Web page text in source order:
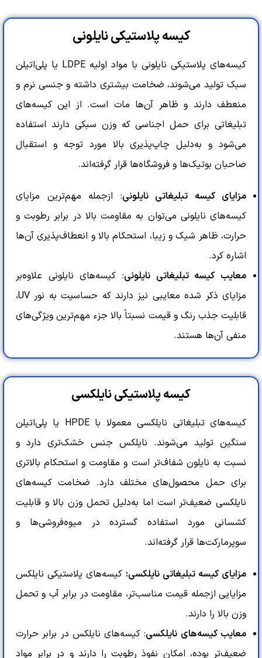
کیسه پلاستیکی نایلونی
کیسه‌های پلاستیکی نایلونی با مواد اولیه LDPE یا پلی‌اتیلن
سبک تولید می‌شوند، ضخامت بیشتری داشته و جنسی نرم و
منعطف دارند و ظاهر آن‌ها مات است. از این کیسه‌های
تبلیغاتی برای حمل اجناسی که وزن سبکی دارند استفاده
می‌شود و به‌دلیل چاپ‌پذیری بالا مورد توجه و استقبال
صاحبان بوتیک‌‌ها و فروشگاه‌ها قرار گرفته‌اند.
مزایای کیسه تبلیغاتی نایلونی: ازجمله مهم‌ترین مزایای
کیسه‌های نایلونی می‌توان به مقاومت بالا در برابر رطوبت و
حرارت، ظاهر شیک و زیبا، استحکام بالا و انعطاف‌پذیری آن‌ها
اشاره کرد.
معایب کیسه تبلیغاتی نایلونی: کیسه‌های نایلونی علاوه‌بر
مزایای ذکر شده معایبی نیز دارند که حساسیت به نور UV،
قابلیت جذب رنگ و قیمت نسبتاً بالا جزء مهم‌ترین ویژگی‌‌های
منفی آن‌ها هستند.
کیسه پلاستیکی نایلکسی
کیسه‌های تبلیغاتی نایلکسی معمولا با HPDE یا پلی‌اتیلن
سنگین تولید می‌شوند. نایلکس جنس خشک‌تری دارد و
نسبت به نایلون شفاف‌تر است و مقاومت و استحکام بالاتری
برای حمل محصول‌های مختلف دارد‌. ضخامت کیسه‌های
نایلکسی ضعیف‌تر است اما به‌دلیل تحمل وزن بالا و قابلیت
کشسانی مورد استفاده گسترده در میوه‌فروشی‌ها و
سوپرمارکت‌ها قرار گرفته‌اند.
مزایای کیسه تبلیغاتی نایلکسی: کیسه‌های پلاستیکی نایلکس
مزایایی ازجمله قیمت مناسب‌تر، مقاومت در برابر آب و تحمل
وزن بالا را دارند.
معایب کیسه‌های نایلکسی: کیسه‌های نایلکس در برابر حرارت
ضعیف‌تر بوده، امکان نفوذ رطوبت را دارند و در برابر مواد